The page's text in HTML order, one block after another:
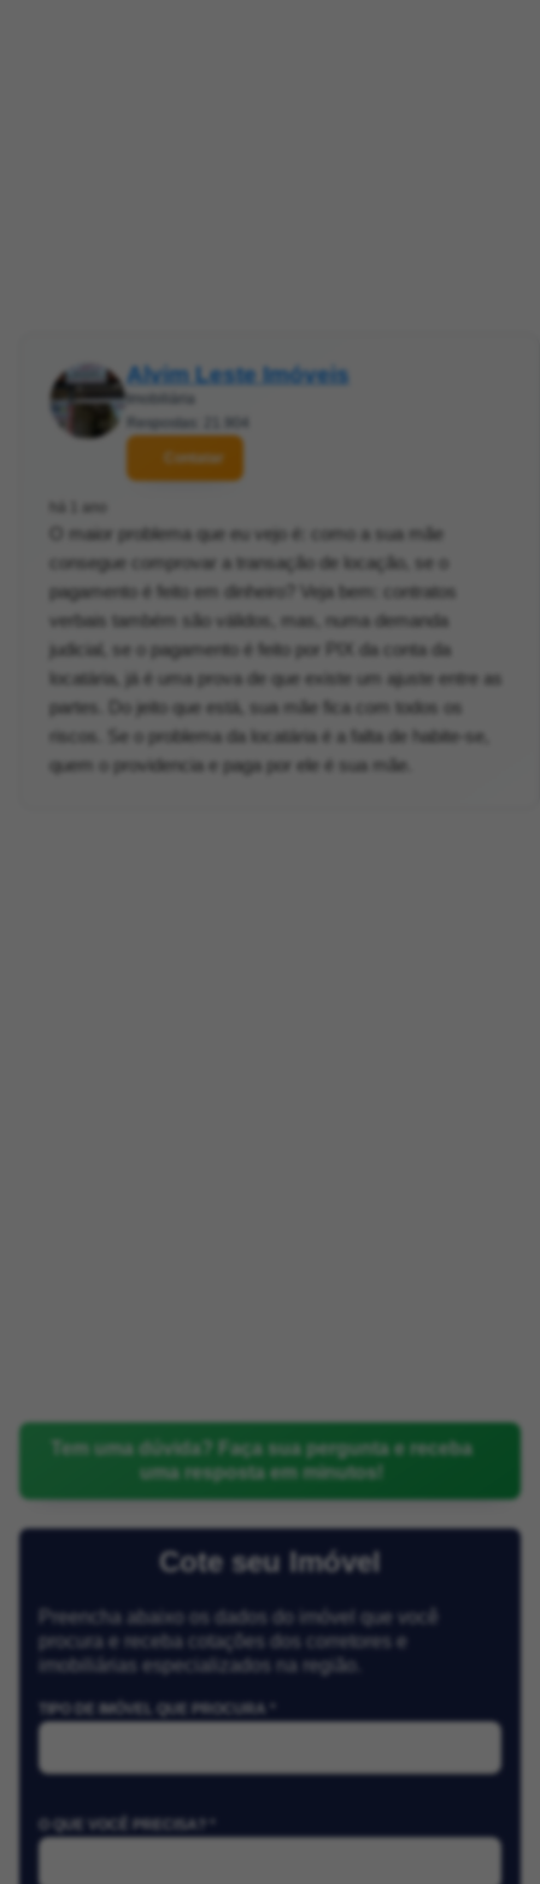
Alvim Leste Imóveis
Imobiliária
Respostas: 21.904
Contatar
há 1 ano
O maior problema que eu vejo é: como a sua mãe
consegue comprovar a transação de locação, se o
pagamento é feito em dinheiro? Veja bem: contratos
verbais também são válidos, mas, numa demanda
judicial, se o pagamento é feito por PIX da conta da
locatária, já é uma prova de que existe um ajuste entre as
partes. Do jeito que está, sua mãe fica com todos os
riscos. Se o problema da locatária é a falta de habite-se,
quem o providencia e paga por ele é sua mãe.
Tem uma dúvida? Faça sua pergunta e receba
uma resposta em minutos!
Cote seu Imóvel
Preencha abaixo os dados do imóvel que você
procura e receba cotações dos corretores e
imobiliárias especializados na região.
TIPO DE IMÓVEL QUE PROCURA *
O QUE VOCÊ PRECISA? *